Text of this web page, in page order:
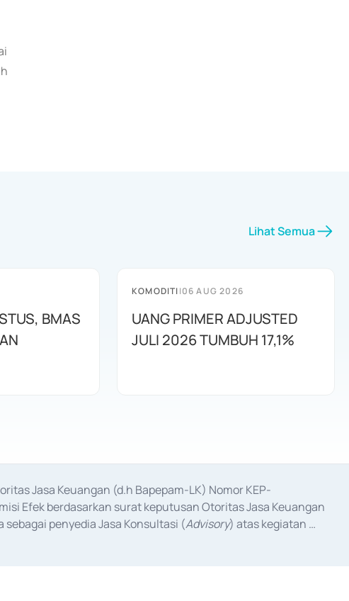
Lihat Semua
BMAS
KOMODITI|06 AUG 2026
UANG PRIMER ADJUSTED
JULI 2026 TUMBUH 17,1%
Jasa Keuangan (d.h Bapepam-LK) Nomor KEP-
Efek berdasarkan surat keputusan Otoritas Jasa Keuangan
sebagai penyedia Jasa Konsultasi (Advisory) atas kegiatan